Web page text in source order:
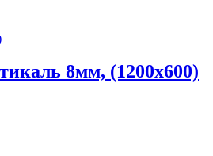
8мм, (1200х600)